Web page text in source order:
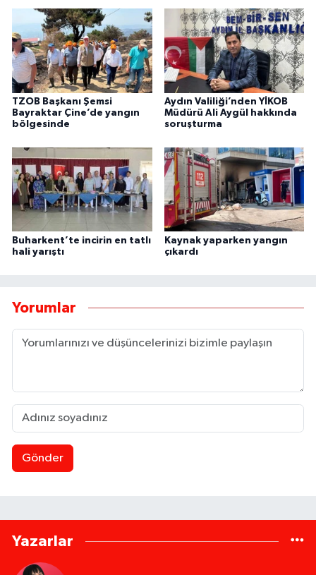
TZOB Başkanı Şemsi
Bayraktar Çine’de yangın
bölgesinde
Aydın Valiliği’nden YİKOB
Müdürü Ali Aygül hakkında
soruşturma
Buharkent’te incirin en tatlı
hali yarıştı
Kaynak yaparken yangın
çıkardı
Yorumlar
Gönder
Yazarlar